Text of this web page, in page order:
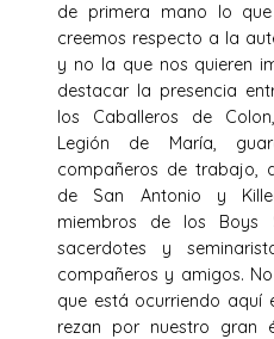
de primera mano lo
creemos respecto a la
y no la que nos quieren
destacar la presencia
los Caballeros de
Legión de María,
compañeros de trabajo,
de San Antonio y
miembros de los Boys
sacerdotes y
compañeros y amigos.
que está ocurriendo aquí
rezan por nuestro gran